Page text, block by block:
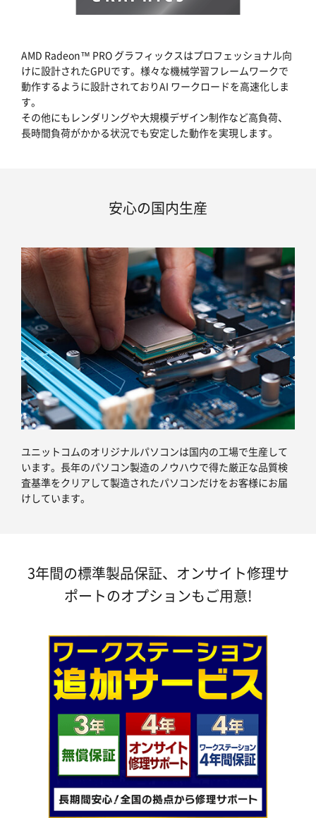
AMD Radeon™ PRO グラフィックスはプロフェッショナル向
けに設計されたGPUです。様々な機械学習フレームワークで
動作するように設計されておりAI ワークロードを高速化しま
す。
その他にもレンダリングや大規模デザイン制作など高負荷、
長時間負荷がかかる状況でも安定した動作を実現します。
安心の国内生産
ユニットコムのオリジナルパソコンは国内の工場で生産して
います。長年のパソコン製造のノウハウで得た厳正な品質検
査基準をクリアして製造されたパソコンだけをお客様にお届
けしています。
3年間の標準製品保証、オンサイト修理サ
ポートのオプションもご用意!